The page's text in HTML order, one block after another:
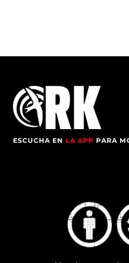
ESCUCHA ENLA APP PARA